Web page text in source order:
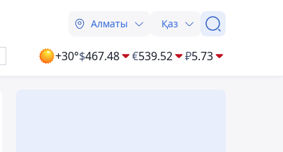
Алматы Қаз
+30°$467.48 €539.52 ₽5.73